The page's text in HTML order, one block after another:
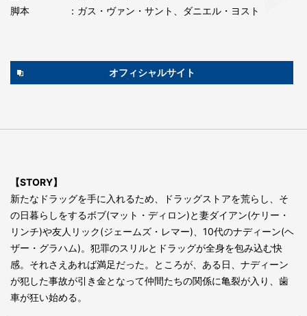
脚本
：ガス・ヴァン・サント、ダニエル・ヨスト
オフィシャルサイト
【STORY】
新たなドラッグを手に入れるため、ドラッグストアを荒らし、そ
の日暮らしをするボブ(マット・ディロン)と妻ダイアン(ケリー・
リンチ)や友人リック(ジェームズ・レマー)、10代のナディーン(ヘ
ザー・グラハム)。犯罪のスリルとドラッグが全身を包み込む快
感。それさえあれば満足だった。ところが、ある日、ナディーン
が犯した事故が引き金となって仲間たちの関係に亀裂が入り、歯
車が狂い始める。